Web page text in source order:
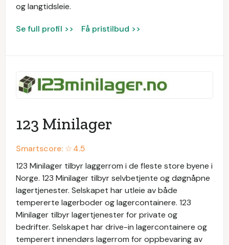
og langtidsleie.
Se full profil >> Få pristilbud >>
123 Minilager
Smartscore: ☆4.5
123 Minilager tilbyr laggerrom i de fleste store byene i
Norge. 123 Minilager tilbyr selvbetjente og døgnåpne
lagertjenester. Selskapet har utleie av både
tempererte lagerboder og lagercontainere. 123
Minilager tilbyr lagertjenester for private og
bedrifter. Selskapet har drive-in lagercontainere og
temperert innendørs lagerrom for oppbevaring av